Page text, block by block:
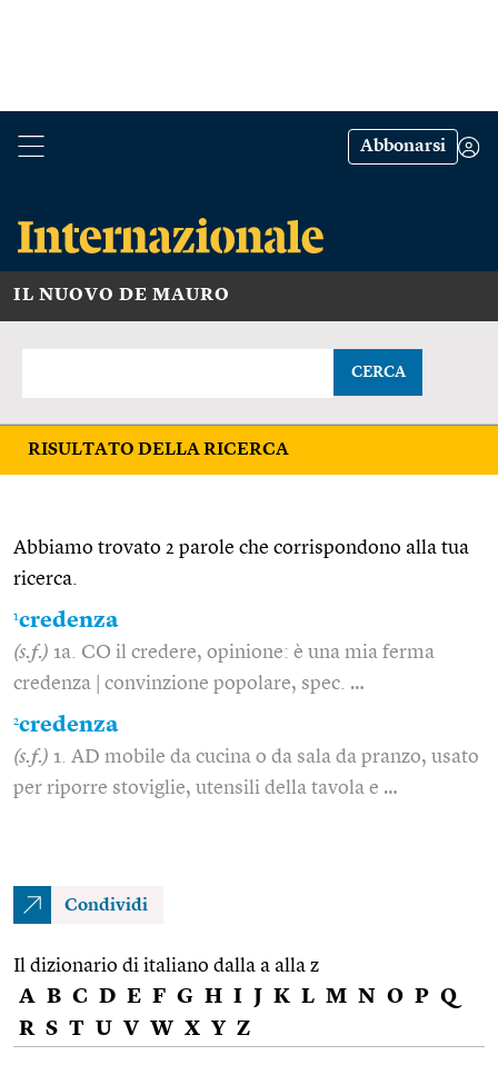
Abbonarsi
IL NUOVO DE MAURO
CERCA
RISULTATO DELLA RICERCA
Abbiamo trovato 2 parole che corrispondono alla tua
ricerca.
1credenza
(s.f.) 1a. CO il credere, opinione: è una mia ferma
credenza | convinzione popolare, spec. …
2credenza
(s.f.) 1. AD mobile da cucina o da sala da pranzo, usato
per riporre stoviglie, utensili della tavola e …
Condividi
Il dizionario di italiano dalla a alla z
A B C D E F G H I J K L M N O P Q
R S T U V W X Y Z